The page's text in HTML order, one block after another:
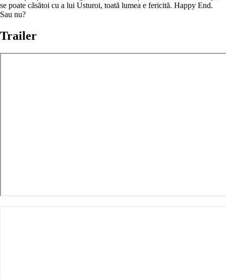
se poate căsătoi cu a lui Usturoi, toată lumea e fericită. Happy End.
Sau nu?
Trailer